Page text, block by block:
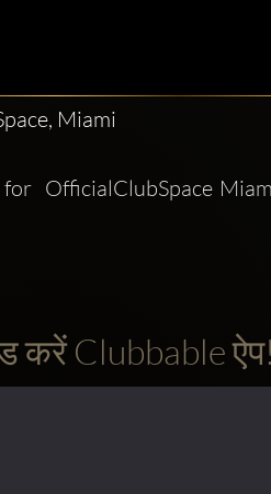
Miami
OfficialClubSpace
करें Clubbable ऐप!